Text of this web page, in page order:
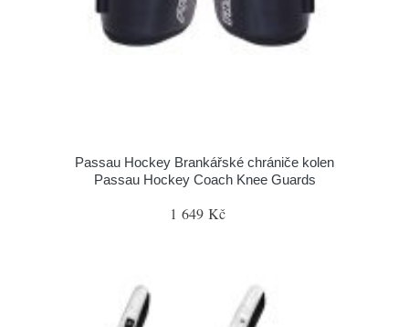
Passau Hockey Brankářské chrániče kolen
Passau Hockey Coach Knee Guards
1 649 Kč